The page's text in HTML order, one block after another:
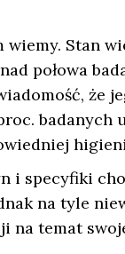
Stan
połowa
że
badanych
i specyfiki
na tyle
na temat